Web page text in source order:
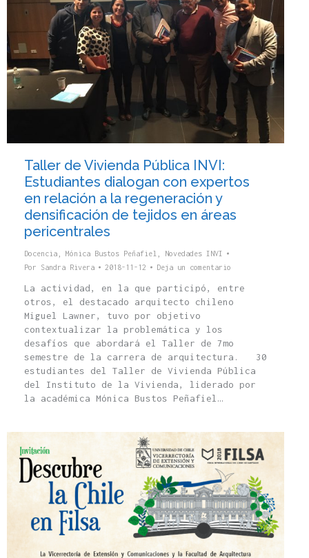
Taller de Vivienda Pública INVI:
Estudiantes dialogan con expertos
en relación a la regeneración y
densificación de tejidos en áreas
pericentrales
Docencia Mónica Bustos Peñafiel
Novedades INVI
Por Sandra Rivera 2018-11-12 Deja un comentario
La actividad, en la que participó, entre
otros, el destacado arquitecto chileno
Miguel Lawner, tuvo por objetivo
contextualizar la problemática y los
desafíos que abordará el Taller de 7mo
semestre de la carrera de arquitectura. 30
estudiantes del Taller de Vivienda Pública
del Instituto de la Vivienda, liderado por
la académica Mónica Bustos Peñafiel…